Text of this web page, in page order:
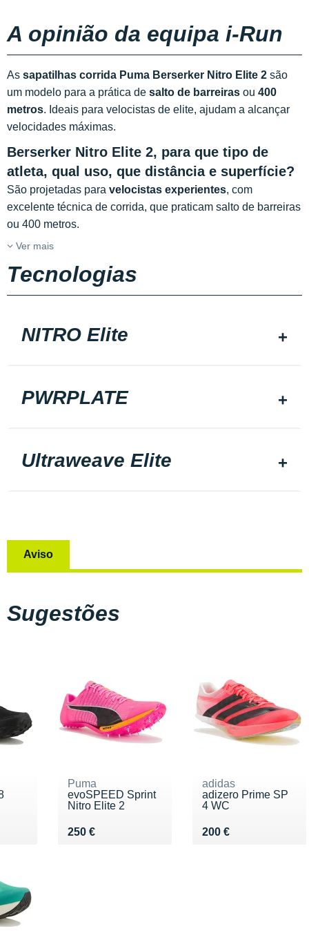
A opinião da equipa i-Run
As sapatilhas corrida Puma Berserker Nitro Elite 2 são
um modelo para a prática de salto de barreiras ou 400
metros. Ideais para velocistas de elite, ajudam a alcançar
velocidades máximas.
Berserker Nitro Elite 2, para que tipo de
atleta, qual uso, que distância e superfície?
São projetadas para velocistas experientes, com
excelente técnica de corrida, que praticam salto de barreiras
ou 400 metros.
Ver mais
Tecnologias
NITRO Elite
PWRPLATE
Ultraweave Elite
Aviso
Sugestões
Puma
evoSPEED Sprint
Nitro Elite 2
250 €
Vendu 250 €
adidas
adizero Prime SP
4 WC
200 €
Vendu 200 €